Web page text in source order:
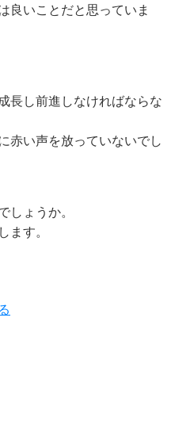
良いことだと思っていま
長し前進しなければならな
赤い声を放っていないでし
しょうか。
ます。